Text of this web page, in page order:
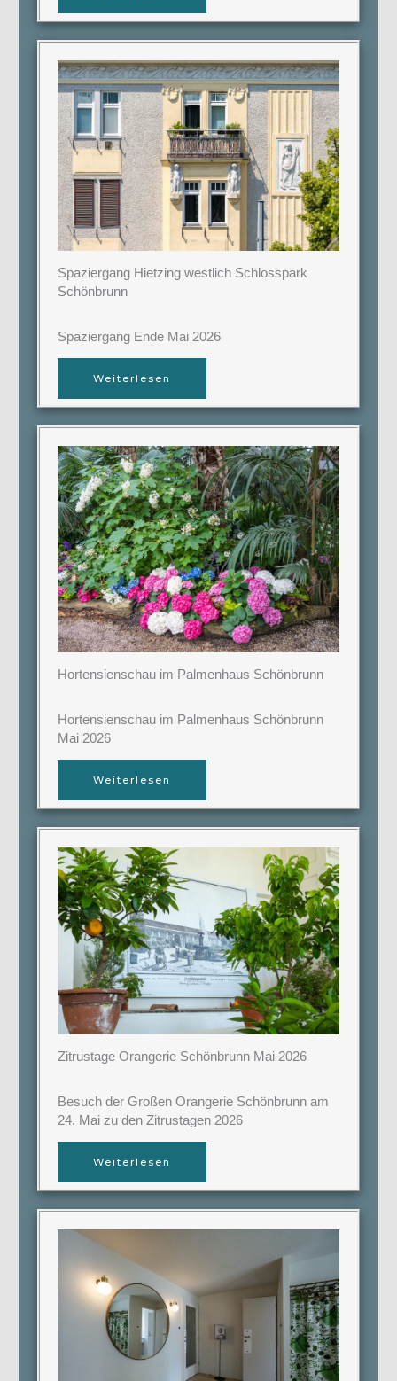
Spaziergang Hietzing westlich Schlosspark
Schönbrunn
Spaziergang Ende Mai 2026
Weiterlesen
Hortensienschau im Palmenhaus Schönbrunn
Hortensienschau im Palmenhaus Schönbrunn
Mai 2026
Weiterlesen
Zitrustage Orangerie Schönbrunn Mai 2026
Besuch der Großen Orangerie Schönbrunn am
24. Mai zu den Zitrustagen 2026
Weiterlesen